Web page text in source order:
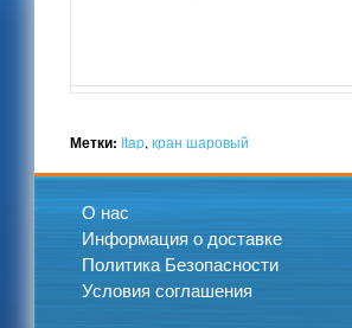
Метки: Itap, кран шаровый
О нас
Информация о доставке
Политика Безопасности
Условия соглашения